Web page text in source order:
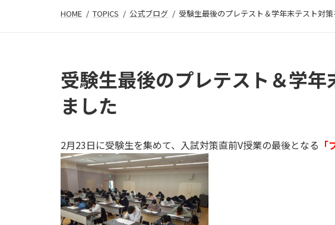
HOME TOPICS 公式ブログ 受験生最後のプレテスト＆学年末テスト対
受験生最後のプレテスト＆学
ました
2月23日に受験生を集めて、入試対策直前V授業の最後となる